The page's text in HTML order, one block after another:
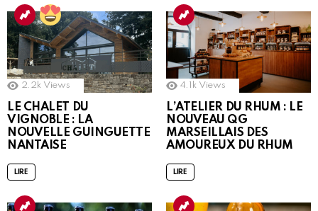
2.2k Views
LE CHALET DU
VIGNOBLE : LA
NOUVELLE GUINGUETTE
NANTAISE
LIRE
4.1k Views
L’ATELIER DU RHUM : LE
NOUVEAU QG
MARSEILLAIS DES
AMOUREUX DU RHUM
LIRE